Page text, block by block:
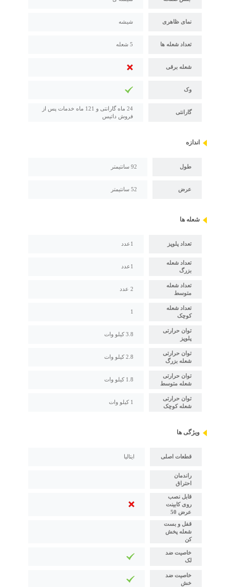
نمای ظاهری شیشه
تعداد شعله ها 5 شعله
شعله برقی
وک
گارانتی
24 ماه گارانتی و 121 ماه خدمات پس از
فروش داتیس
اندازه
طول 92 سانتیمتر
عرض 52 سانتیمتر
شعله ها
تعداد پلوپز 1عدد
تعداد شعله
بزرگ
1عدد
تعداد شعله
متوسط
2 عدد
تعداد شعله
کوچک
1
توان حرارتی
پلوپز
3.8 کیلو وات
توان حرارتی
شعله بزرگ
2.8 کیلو وات
توان حرارتی
شعله متوسط
1.8 کیلو وات
توان حرارتی
شعله کوچک
1 کیلو وات
ویژگی ها
قطعات اصلی ایتالیا
راندمان
احتراق
قابل نصب
روی کابینت
عرض 50
قفل و بست
شعله پخش
کن
خاصیت ضد
لک
خاصیت ضد
خش